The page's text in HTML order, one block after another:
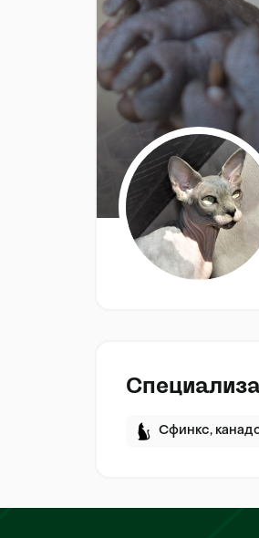
Сфинкс,